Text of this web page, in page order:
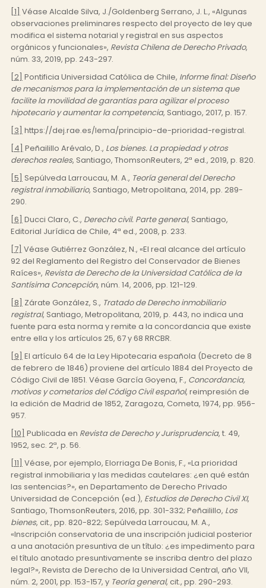
[1] Véase Alcalde Silva, J./Goldenberg Serrano, J. L., «Algunas
observaciones preliminares respecto del proyecto de ley que
modifica el sistema notarial y registral en sus aspectos
orgánicos y funcionales», Revista Chilena de Derecho Privado,
núm. 33, 2019, pp. 243-297.
[2] Pontificia Universidad Católica de Chile, Informe final: Diseño
de mecanismos para la implementación de un sistema que
facilite la movilidad de garantías para agilizar el proceso
hipotecario y aumentar la competencia, Santiago, 2017, p. 157.
[3] https://dej.rae.es/lema/principio-de-prioridad-registral.
[4] Peñailillo Arévalo, D., Los bienes. La propiedad y otros
derechos reales, Santiago, ThomsonReuters, 2ª ed., 2019, p. 820.
[5] Sepúlveda Larroucau, M. A., Teoría general del Derecho
registral inmobiliario, Santiago, Metropolitana, 2014, pp. 289-
290.
[6] Ducci Claro, C., Derecho civil. Parte general, Santiago,
Editorial Jurídica de Chile, 4ª ed., 2008, p. 233.
[7] Véase Gutiérrez González, N., «El real alcance del artículo
92 del Reglamento del Registro del Conservador de Bienes
Raíces», Revista de Derecho de la Universidad Católica de la
Santísima Concepción, núm. 14, 2006, pp. 121-129.
[8] Zárate González, S., Tratado de Derecho inmobiliario
registral, Santiago, Metropolitana, 2019, p. 443, no indica una
fuente para esta norma y remite a la concordancia que existe
entre ella y los artículos 25, 67 y 68 RRCBR.
[9] El artículo 64 de la Ley Hipotecaria española (Decreto de 8
de febrero de 1846) proviene del artículo 1884 del Proyecto de
Código Civil de 1851. Véase García Goyena, F., Concordancia,
motivos y cometarios del Código Civil español, reimpresión de
la edición de Madrid de 1852, Zaragoza, Cometa, 1974, pp. 956-
957.
[10] Publicada en Revista de Derecho y Jurisprudencia, t. 49,
1952, sec. 2ª, p. 56.
[11] Véase, por ejemplo, Elorriaga De Bonis, F., «La prioridad
registral inmobiliaria y las medidas cautelares: ¿en qué están
las sentencias?», en Departamento de Derecho Privado
Universidad de Concepción (ed.), Estudios de Derecho Civil XI,
Santiago, ThomsonReuters, 2016, pp. 301-332; Peñailillo, Los
bienes, cit., pp. 820-822; Sepúlveda Larroucau, M. A.,
«Inscripción conservatoria de una inscripción judicial posterior
a una anotación presuntiva de un título: ¿es impedimento para
el título anotado presuntivamente se inscriba dentro del plazo
legal?», Revista de Derecho de la Universidad Central, año VII,
núm. 2, 2001, pp. 153-157, y Teoría general, cit., pp. 290-293.